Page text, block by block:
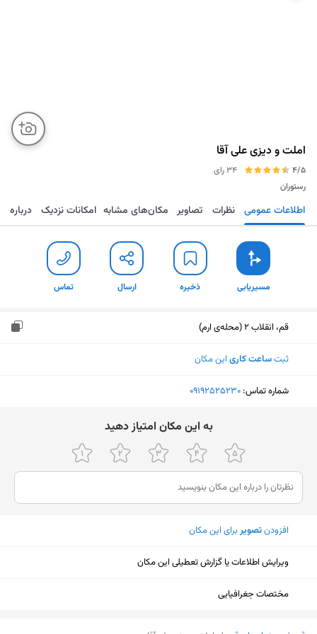
املت و دیزی علی آقا
4/5
34 رای
رستوران
مسیریابی ذخیره ارسال تماس اطلاعات عمومی نظرات تصاویر مکان‌های مشابه امکانات نزدیک درباره
مسیریابی ذخیره ارسال تماس
قم، انقلاب 2 (محله‌ی ارم)
ثبتساعت کاری این مکان
شماره تماس: ‎09192525230
ﺑﻪ اﯾﻦ ﻣﮑﺎن اﻣﺘﯿﺎز دﻫﯿﺪ
افزودنتصویربرای این مکان
ویرایش اطلاعات یا گزارش تعطیلی این مکان
مختصات جغرافیایی